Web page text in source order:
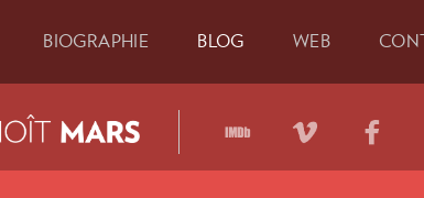
BIOGRAPHIE BLOG WEB